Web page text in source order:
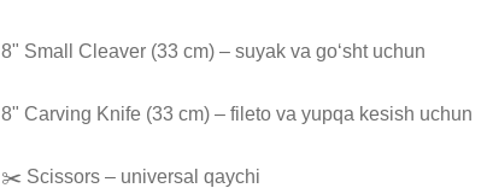
8" Small Cleaver (33 cm) – suyak va go‘sht uchun
8" Carving Knife (33 cm) – fileto va yupqa kesish uchun
✂️ Scissors – universal qaychi